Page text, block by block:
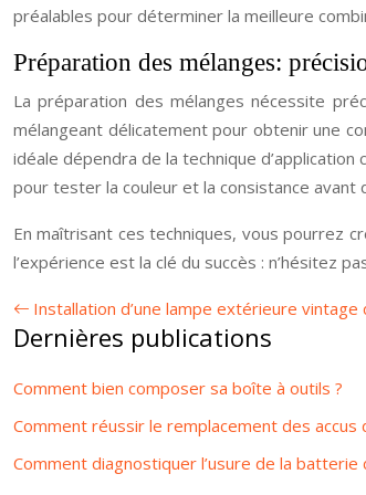
préalables pour déterminer la meilleure
Préparation des mélanges:
La préparation des mélanges nécessite
mélangeant délicatement pour obtenir une
idéale dépendra de la technique
pour tester la couleur et la consistance
En maîtrisant ces techniques, vous pourrez
l’expérience est la clé du succès : n’hésitez
Installation d’une lampe extérieure
Dernières publications
Comment bien composer sa boîte à outils ?
Comment réussir le remplacement des accus
Comment diagnostiquer l’usure de la batterie